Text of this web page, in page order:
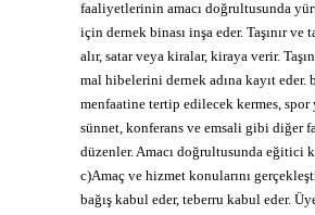
faaliyetlerinin amacı doğrultusunda
için dernek binası inşa eder. Taşınır ve
alır, satar veya kiralar, kiraya verir.
mal hibelerini dernek adına kayıt eder.
menfaatine tertip edilecek kermes, spor
sünnet, konferans ve emsali gibi diğer
düzenler. Amacı doğrultusunda eğitici
c)Amaç ve hizmet konularını
bağış kabul eder, teberru kabul eder.